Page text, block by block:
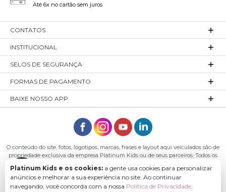
Até 6x no cartão sem juros
CONTATOS
INSTITUCIONAL
SELOS DE SEGURANÇA
FORMAS DE PAGAMENTO
BAIXE NOSSO APP
O conteúdo do site, fotos, logotipos, marcas, frases e layout aqui veiculados são de
propriedade exclusiva da empresa Platinum Kids ou de seus parceiros. Todos os
direitos reservados. Platinum Kids - Platinum Indústria de Confecções LTDA -
CNPJ: 27.180.131/0001-54 Endereço: Rod. Ivo Silveira, n° 7505 - Bateias, Gaspar - SC,
89113-040
Platinum Kids e os cookies: a gente usa cookies para personalizar
anúncios e melhorar a sua experiência no site. Ao continuar
navegando, você concorda com a nossa Política de Privacidade.